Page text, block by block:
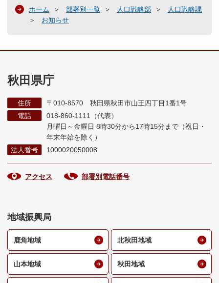
ホーム 部署別一覧 人口戦略部
人口戦略課
お知らせ
秋田県庁
住所
〒010-8570 秋田県秋田市山王四丁目1番1号
電話
018-860-1111（代表）
月曜日～金曜日 8時30分から17時15分まで （祝日・
年末年始を除く）
法人番号
1000020050008
アクセス 部署別電話番号
地域振興局
鹿角地域 北秋田地域
山本地域 秋田地域